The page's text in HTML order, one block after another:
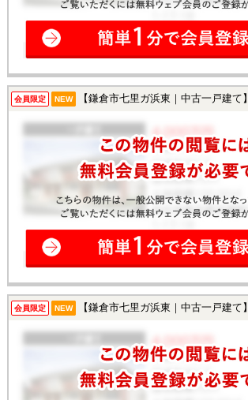
会員限定 NEW 【鎌倉市七里ガ浜東｜中古一戸建て】
会員限定 NEW 【鎌倉市七里ガ浜東｜中古一戸建て】